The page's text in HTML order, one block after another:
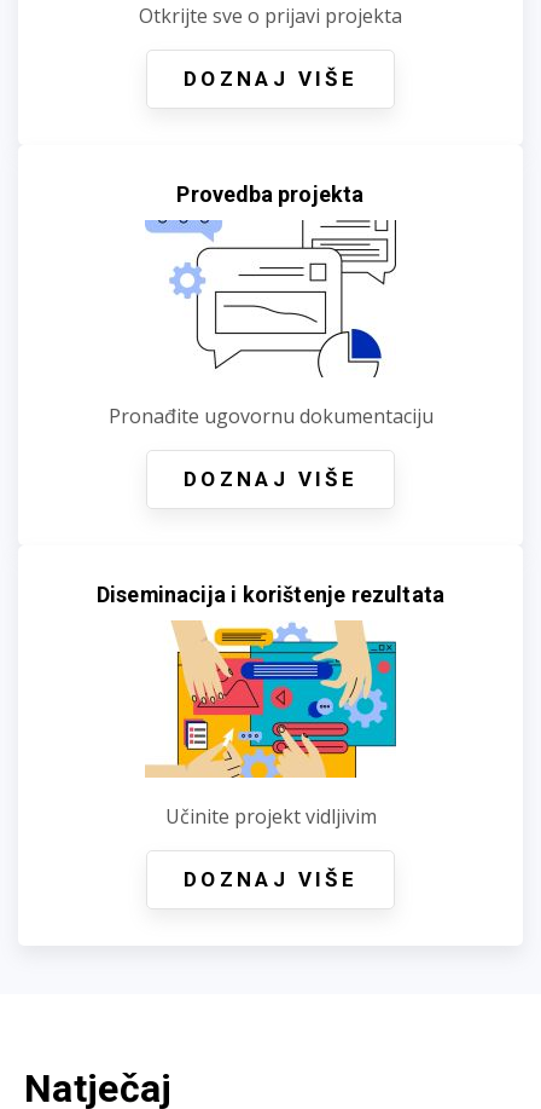
Otkrijte sve o prijavi projekta
DOZNAJ VIŠE
Provedba projekta
Pronađite ugovornu dokumentaciju
DOZNAJ VIŠE
Diseminacija i korištenje rezultata
Učinite projekt vidljivim
DOZNAJ VIŠE
Natječaj